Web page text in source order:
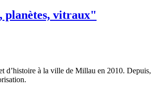
planètes, vitraux"
à la ville de Millau en 2010.